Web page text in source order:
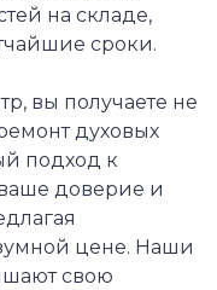
на складе,
сроки.
вы получаете не
духовых
подход к
доверие и
цене. Наши
свою